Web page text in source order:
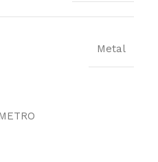
Metal